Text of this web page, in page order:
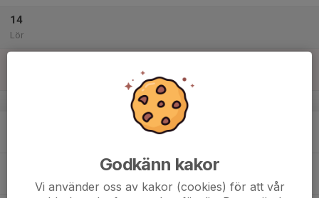
14
Lör
v.47
Godkänn kakor
Vi använder oss av kakor (cookies) för att vår